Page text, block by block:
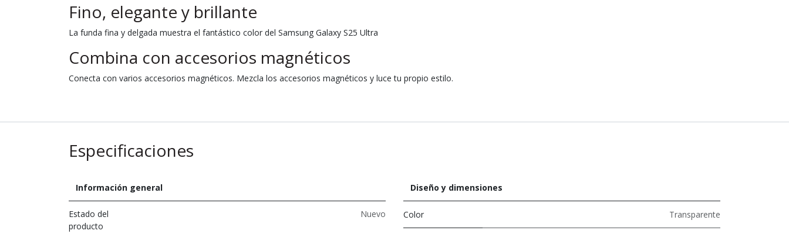
Fino, elegante y brillante
La funda fina y delgada muestra el fantástico color del Samsung Galaxy S25 Ultra
Combina con accesorios magnéticos
Conecta con varios accesorios magnéticos. Mezcla los accesorios magnéticos y luce tu propio estilo.
Especificaciones
Información general
Estado del
producto
Nuevo
Diseño y dimensiones
Color Transparente